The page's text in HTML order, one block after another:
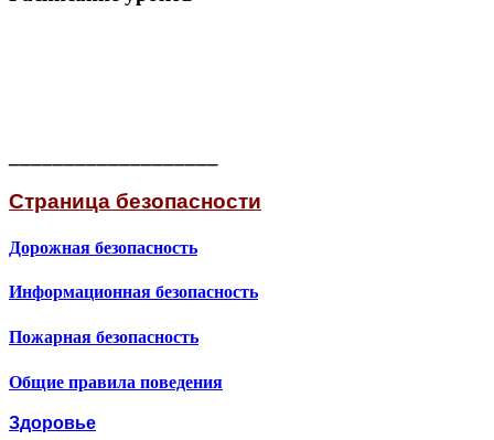
Страница безопасности
Дорожная безопасность
Информационная безопасность
Пожарная безопасность
Общие правила поведения
Здоровье